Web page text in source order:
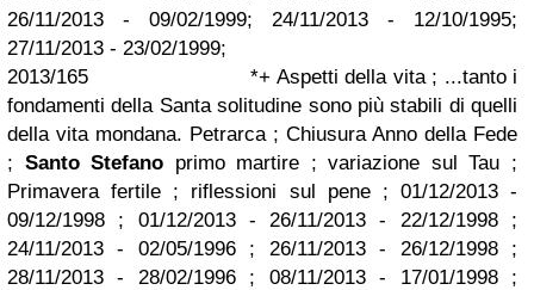
26/11/2013 - 09/02/1999; 24/11/2013 - 12/10/1995;
27/11/2013 - 23/02/1999;
2013/165 *+ Aspetti della vita ; ...tanto i
fondamenti della Santa solitudine sono più stabili di quelli
della vita mondana. Petrarca ; Chiusura Anno della Fede
; Santo Stefano primo martire ; variazione sul Tau ;
Primavera fertile ; riflessioni sul pene ; 01/12/2013 -
09/12/1998 ; 01/12/2013 - 26/11/2013 - 22/12/1998 ;
24/11/2013 - 02/05/1996 ; 26/11/2013 - 26/12/1998 ;
28/11/2013 - 28/02/1996 ; 08/11/2013 - 17/01/1998 ;